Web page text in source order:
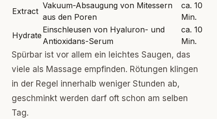
Extract
Vakuum-Absaugung von Mitessern
aus den Poren
ca. 10
Min.
Hydrate
Einschleusen von Hyaluron- und
Antioxidans-Serum
ca. 10
Min.
Spürbar ist vor allem ein leichtes Saugen, das
viele als Massage empfinden. Rötungen klingen
in der Regel innerhalb weniger Stunden ab,
geschminkt werden darf oft schon am selben
Tag.